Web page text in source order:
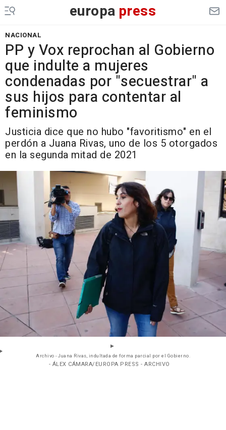
europa press
NACIONAL
PP y Vox reprochan al Gobierno
que indulte a mujeres
condenadas por "secuestrar" a
sus hijos para contentar al
feminismo
Justicia dice que no hubo "favoritismo" en el
perdón a Juana Rivas, uno de los 5 otorgados
en la segunda mitad de 2021
Archivo - Juana Rivas, indultada de forma parcial por el Gobierno.
- ÁLEX CÁMARA/EUROPA PRESS - ARCHIVO